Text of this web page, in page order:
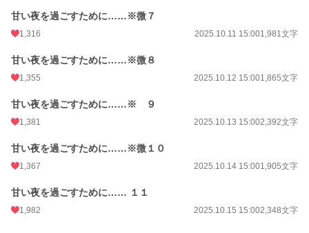
甘い夜を過ごすために……※微７
1,316 2025.10.11 15:001,981文字
甘い夜を過ごすために……※微８
1,355 2025.10.12 15:001,865文字
甘い夜を過ごすために……※ ９
1,381 2025.10.13 15:002,392文字
甘い夜を過ごすために……※微１０
1,367 2025.10.14 15:001,905文字
甘い夜を過ごすために…… １１
1,982 2025.10.15 15:002,348文字